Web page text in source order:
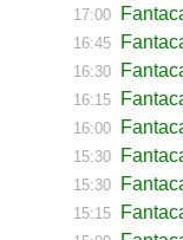
17:00
16:45
16:30
16:15
16:00
15:30
15:30
15:15